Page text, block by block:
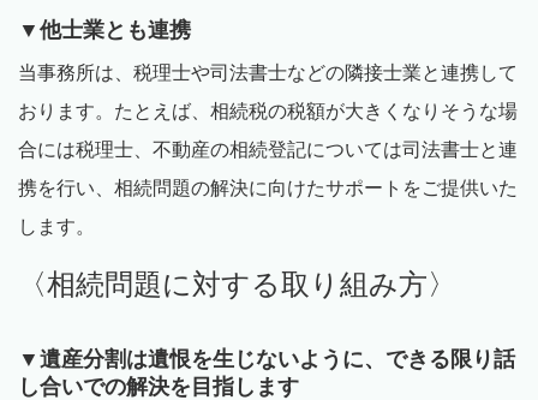
▼他士業とも連携
当事務所は、税理士や司法書士などの隣接士業と連携して
おります。たとえば、相続税の税額が大きくなりそうな場
合には税理士、不動産の相続登記については司法書士と連
携を行い、相続問題の解決に向けたサポートをご提供いた
します。
〈相続問題に対する取り組み方〉
▼遺産分割は遺恨を生じないように、できる限り話
し合いでの解決を目指します